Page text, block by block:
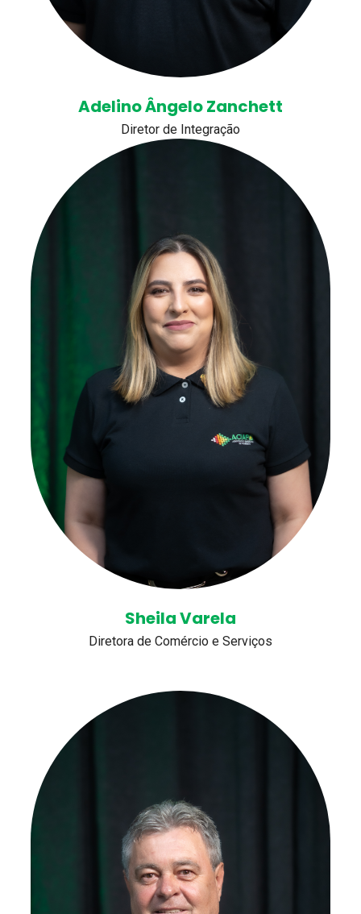
Adelino Ângelo Zanchett
Diretor de Integração
Sheila Varela
Diretora de Comércio e Serviços